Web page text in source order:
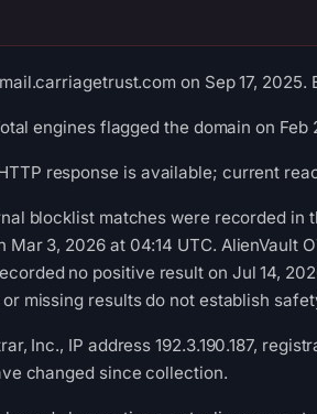
on Sep 17,
engines flagged the domain on Feb
response is available; current
blocklist matches were recorded in
3, 2026 at 04:14 UTC. AlienVault
no positive result on Jul 14,
missing results do not establish
Inc., IP address 192.3.190.187,
changed since collection.